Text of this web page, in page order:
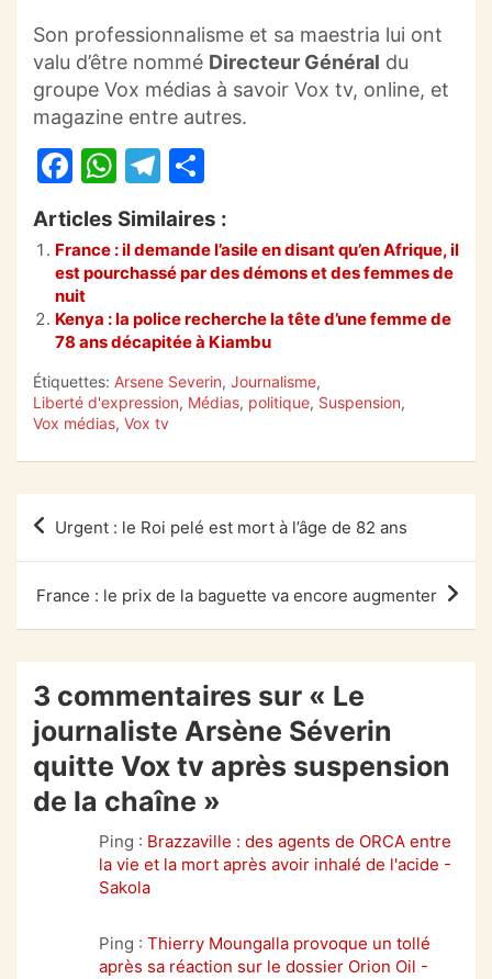
Son professionnalisme et sa maestria lui ont
valu d’être nommé Directeur Général du
groupe Vox médias à savoir Vox tv, online, et
magazine entre autres.
F
a
c
e
b
o
o
k
W
h
at
s
A
p
p
T
el
e
gr
a
m
ta
g
er
Articles Similaires :
France : il demande l’asile en disant qu’en Afrique, il
est pourchassé par des démons et des femmes de
nuit
Kenya : la police recherche la tête d’une femme de
78 ans décapitée à Kiambu
Étiquettes: Arsene Severin, Journalisme,
Liberté d'expression, Médias, politique, Suspension,
Vox médias, Vox tv
Navigation
Urgent : le Roi pelé est mort à l’âge de 82 ans
France : le prix de la baguette va encore augmenter
3 commentaires sur « Le
journaliste Arsène Séverin
quitte Vox tv après suspension
de la chaîne »
Ping : Brazzaville : des agents de ORCA entre
la vie et la mort après avoir inhalé de l'acide -
Sakola
Ping : Thierry Moungalla provoque un tollé
après sa réaction sur le dossier Orion Oil -